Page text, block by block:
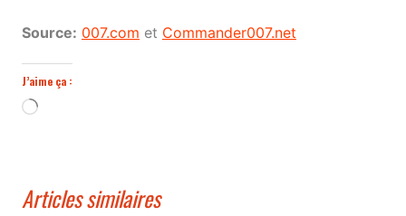
Source: 007.com et Commander007.net
J’aime ça :
Chargement…
Articles similaires